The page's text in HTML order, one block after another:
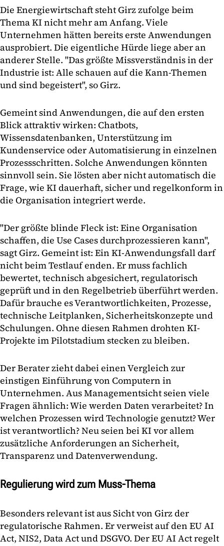
Die Energiewirtschaft steht Girz zufolge beim
Thema KI nicht mehr am Anfang. Viele
Unternehmen hätten bereits erste Anwendungen
ausprobiert. Die eigentliche Hürde liege aber an
anderer Stelle. "Das größte Missverständnis in der
Industrie ist: Alle schauen auf die Kann-Themen
und sind begeistert", so Girz.
Gemeint sind Anwendungen, die auf den ersten
Blick attraktiv wirken: Chatbots,
Wissensdatenbanken, Unterstützung im
Kundenservice oder Automatisierung in einzelnen
Prozessschritten. Solche Anwendungen könnten
sinnvoll sein. Sie lösten aber nicht automatisch die
Frage, wie KI dauerhaft, sicher und regelkonform in
die Organisation integriert werde.
"Der größte blinde Fleck ist: Eine Organisation
schaffen, die Use Cases durchprozessieren kann",
sagt Girz. Gemeint ist: Ein KI-Anwendungsfall darf
nicht beim Testlauf enden. Er muss fachlich
bewertet, technisch abgesichert, regulatorisch
geprüft und in den Regelbetrieb überführt werden.
Dafür brauche es Verantwortlichkeiten, Prozesse,
technische Leitplanken, Sicherheitskonzepte und
Schulungen. Ohne diesen Rahmen drohten KI-
Projekte im Pilotstadium stecken zu bleiben.
Der Berater zieht dabei einen Vergleich zur
einstigen Einführung von Computern in
Unternehmen. Aus Managementsicht seien viele
Fragen ähnlich: Wie werden Daten verarbeitet? In
welchen Prozessen wird Technologie genutzt? Wer
ist verantwortlich? Neu seien bei KI vor allem
zusätzliche Anforderungen an Sicherheit,
Transparenz und Datenverwendung.
Regulierung wird zum Muss-Thema
Besonders relevant ist aus Sicht von Girz der
regulatorische Rahmen. Er verweist auf den EU AI
Act, NIS2, Data Act und DSGVO. Der EU AI Act regelt